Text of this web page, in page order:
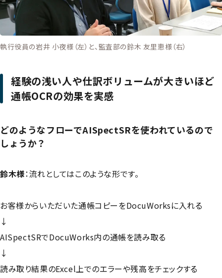
執行役員の岩井 小夜様（左）と、監査部の鈴木 友里恵様（右）
経験の浅い人や仕訳ボリュームが大きいほど
通帳OCRの効果を実感
どのようなフローでAISpectSRを使われているので
しょうか？
鈴木様：流れとしてはこのような形です。
お客様からいただいた通帳コピーをDocuWorksに入れる
↓
AISpectSRでDocuWorks内の通帳を読み取る
↓
読み取り結果のExcel上でのエラーや残高をチェックする